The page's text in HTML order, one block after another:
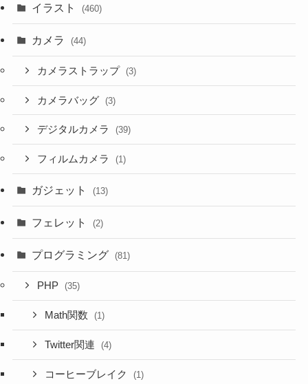
イラスト (460)
カメラ (44)
カメラストラップ (3)
カメラバッグ (3)
デジタルカメラ (39)
フィルムカメラ (1)
ガジェット (13)
フェレット (2)
プログラミング (81)
PHP (35)
Math関数 (1)
Twitter関連 (4)
コーヒーブレイク (1)